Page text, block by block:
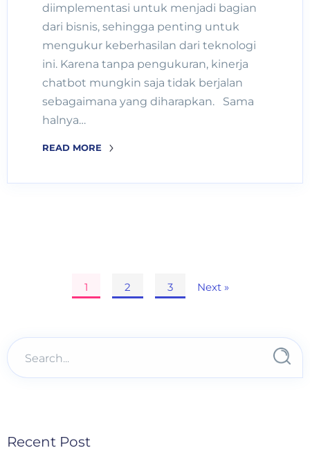
diimplementasi untuk menjadi bagian
dari bisnis, sehingga penting untuk
mengukur keberhasilan dari teknologi
ini. Karena tanpa pengukuran, kinerja
chatbot mungkin saja tidak berjalan
sebagaimana yang diharapkan. Sama
halnya…
READ MORE
1 2 3 Next »
Recent Post